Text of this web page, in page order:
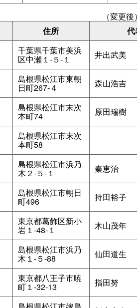
（変更後
住所
千葉県千葉市美浜
区中瀬１‐５‐１ 井出武美
島根県松江市東朝
日町267‐４ 森山浩吉
島根県松江市末次
本町74 原田瑞樹
島根県松江市末次
本町58
島根県松江市浜乃
木２‐５‐１ 秦恵治
島根県松江市朝日
町496 持田裕子
東京都葛飾区新小
岩１‐48‐１ 木山茂年
島根県松江市浜乃
木１‐５‐88 仙田道生
東京都八王子市暁
町１‐32‐13 指田努